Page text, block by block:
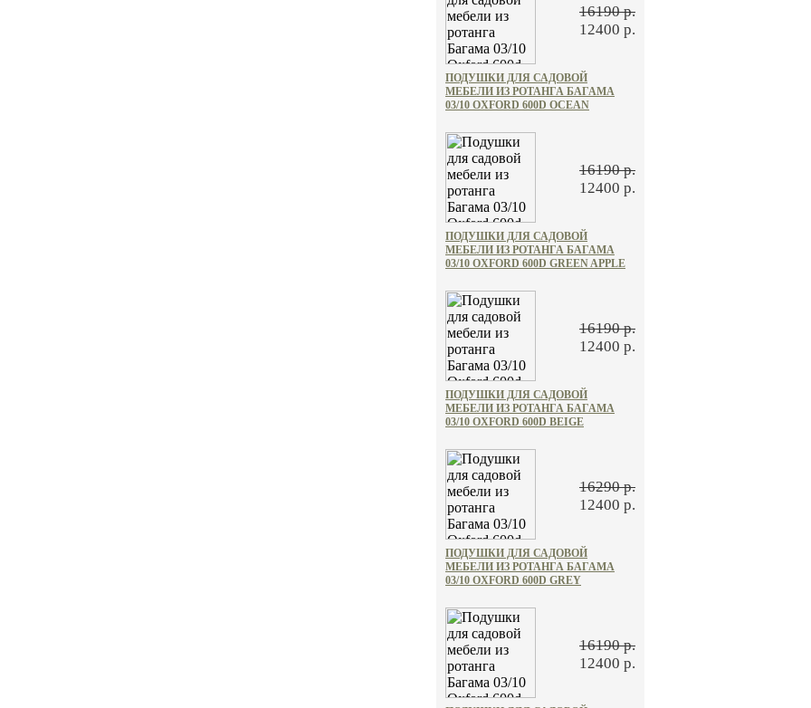
16190 р.
12400 р.
ПОДУШКИ ДЛЯ САДОВОЙ
МЕБЕЛИ ИЗ РОТАНГА БАГАМА
03/10 OXFORD 600D OCEAN
16190 р.
12400 р.
ПОДУШКИ ДЛЯ САДОВОЙ
МЕБЕЛИ ИЗ РОТАНГА БАГАМА
03/10 OXFORD 600D GREEN APPLE
16190 р.
12400 р.
ПОДУШКИ ДЛЯ САДОВОЙ
МЕБЕЛИ ИЗ РОТАНГА БАГАМА
03/10 OXFORD 600D BEIGE
16290 р.
12400 р.
ПОДУШКИ ДЛЯ САДОВОЙ
МЕБЕЛИ ИЗ РОТАНГА БАГАМА
03/10 OXFORD 600D GREY
16190 р.
12400 р.